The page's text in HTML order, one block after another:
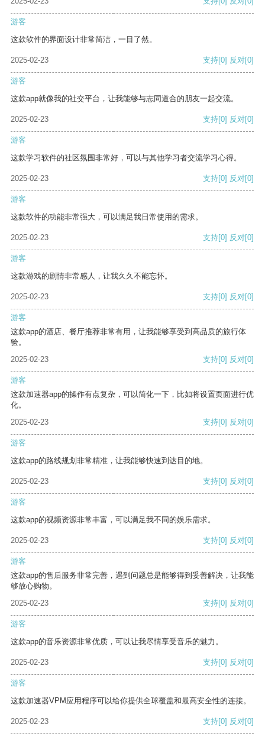
游客
这款软件的界面设计非常简洁，一目了然。
2025-02-23 支持[0] 反对[0]
游客
这款app就像我的社交平台，让我能够与志同道合的朋友一起交流。
2025-02-23 支持[0] 反对[0]
游客
这款学习软件的社区氛围非常好，可以与其他学习者交流学习心得。
2025-02-23 支持[0] 反对[0]
游客
这款软件的功能非常强大，可以满足我日常使用的需求。
2025-02-23 支持[0] 反对[0]
游客
这款游戏的剧情非常感人，让我久久不能忘怀。
2025-02-23 支持[0] 反对[0]
游客
这款app的酒店、餐厅推荐非常有用，让我能够享受到高品质的旅行体
验。
2025-02-23
支持[0] 反对[0]
游客
这款加速器app的操作有点复杂，可以简化一下，比如将设置页面进行优
化。
2025-02-23
支持[0] 反对[0]
游客
这款app的路线规划非常精准，让我能够快速到达目的地。
2025-02-23 支持[0] 反对[0]
游客
这款app的视频资源非常丰富，可以满足我不同的娱乐需求。
2025-02-23 支持[0] 反对[0]
游客
这款app的售后服务非常完善，遇到问题总是能够得到妥善解决，让我能
够放心购物。
2025-02-23
支持[0] 反对[0]
游客
这款app的音乐资源非常优质，可以让我尽情享受音乐的魅力。
2025-02-23 支持[0] 反对[0]
游客
这款加速器VPM应用程序可以给你提供全球覆盖和最高安全性的连接。
2025-02-23 支持[0] 反对[0]